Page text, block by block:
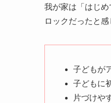
我が家は「はじ
ロックだったと感
子どもが
子どもに
片づけや